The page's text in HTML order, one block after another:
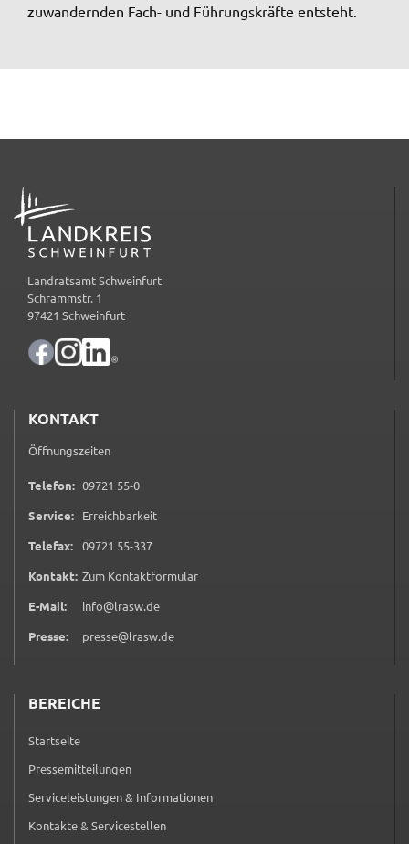
zuwan­dern­den Fach- und Führungs­kräf­te entsteht.
ADRESSE
Landratsamt Schweinfurt
Schrammstr. 1
97421 Schweinfurt
KONTAKT
Öffnungszeiten
Telefon: 09721 55-00 9 7 2 1 5 5 0
Service: Erreichbarkeit
Telefax: 09721 55-3370 9 7 2 1 5 5 3 3 7
Kontakt: Zum Kontaktformular(öffnet in neuem Tab)
E-Mail:
info@lrasw.de
Presse:
presse@lrasw.de
BEREICHE
Startseite
Pressemitteilungen
Serviceleistungen & Informationen
Kontakte & Servicestellen